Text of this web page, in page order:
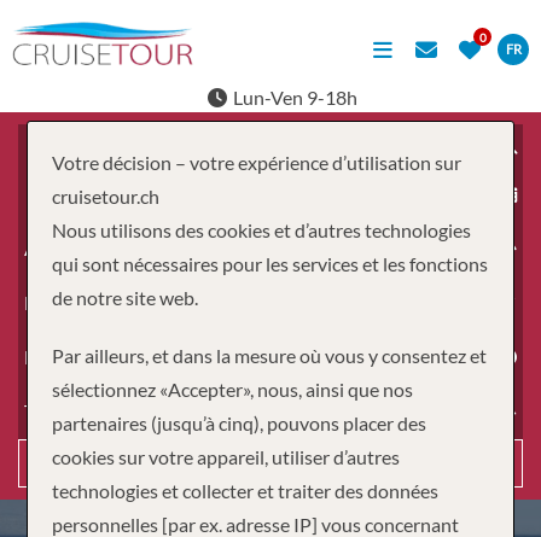
FR
Lun-Ven 9-18h
À partir du
Adultes
Enfants
Durée
Type de voyage
Recherche
Votre décision – votre expérience d’utilisation sur
cruisetour.ch
Nous utilisons des cookies et d’autres technologies
qui sont nécessaires pour les services et les fonctions
de notre site web.
Par ailleurs, et dans la mesure où vous y consentez et
sélectionnez «Accepter», nous, ainsi que nos
partenaires (jusqu’à cinq), pouvons placer des
cookies sur votre appareil, utiliser d’autres
technologies et collecter et traiter des données
personnelles [par ex. adresse IP] vous concernant